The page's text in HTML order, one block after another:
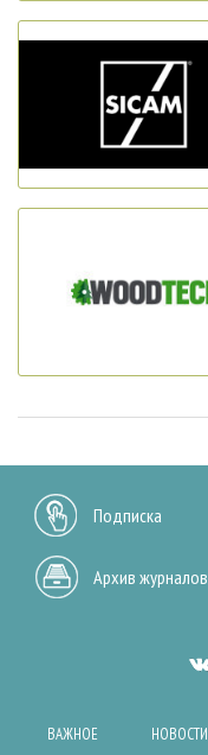
Подписка
Архив журналов
ВАЖНОЕ НОВОСТИ